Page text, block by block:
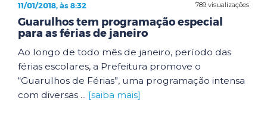
789 visualizações
11/01/2018, às 8:32
Guarulhos tem programação especial
para as férias de janeiro
Ao longo de todo mês de janeiro, período das
férias escolares, a Prefeitura promove o
“Guarulhos de Férias”, uma programação intensa
com diversas ... [saiba mais]